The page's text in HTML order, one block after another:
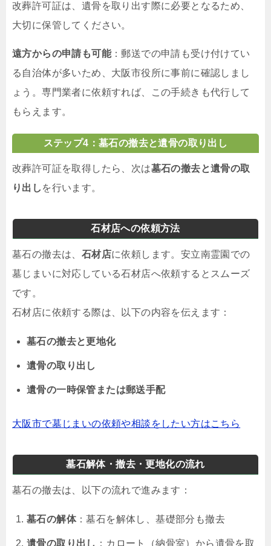
改葬許可証は、遺骨を取り出す際に必要となるため、
大切に保管してください。
遠方からの申請も可能：郵送での申請も受け付けてい
る自治体が多いため、大阪市役所に事前に確認しまし
ょう。専門業者に依頼すれば、この手続きも代行して
もらえます。
ステップ4：墓石の撤去と遺骨の取り出し
改葬許可証を取得したら、次は墓石の撤去と遺骨の取
り出し を行います。
石材店への依頼方法
墓石の撤去は、 石材店に依頼します。安立南霊園での
墓じまいに対応している石材店へ依頼するとスムーズ
です。
石材店に依頼する際は、以下の内容を伝えます：
墓石の撤去と更地化
遺骨の取り出し
遺骨の一時保管または郵送手配
大阪市で墓じまいの依頼や相談をしたい方はこちら
墓石解体・撤去・更地化の流れ
墓石の撤去は、以下の流れで進みます：
墓石の解体：墓石を解体し、基礎部分も撤去
遺骨の取り出し ：カロート（納骨室）から遺骨を取